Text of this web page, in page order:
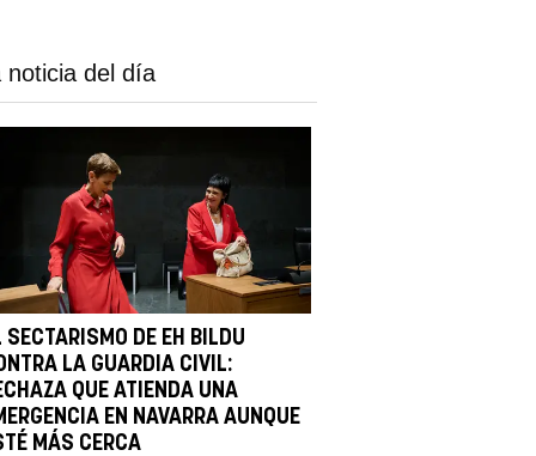
noticia del día
SECTARISMO DE EH BILDU
LA GUARDIA CIVIL:
QUE ATIENDA UNA
EN NAVARRA AUNQUE
MÁS CERCA